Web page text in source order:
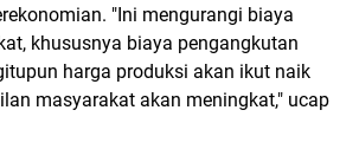
"Ini mengurangi biaya
khususnya biaya pengangkutan
harga produksi akan ikut naik
masyarakat akan meningkat," ucap